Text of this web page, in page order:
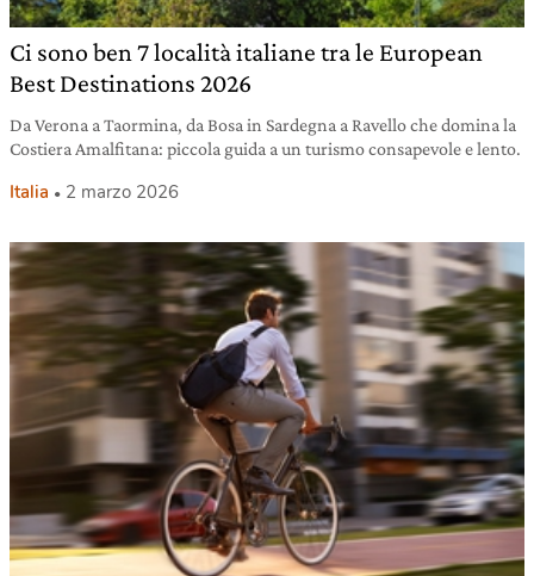
Ci sono ben 7 località italiane tra le European
Best Destinations 2026
Da Verona a Taormina, da Bosa in Sardegna a Ravello che domina la
Costiera Amalfitana: piccola guida a un turismo consapevole e lento.
Italia 2 marzo 2026